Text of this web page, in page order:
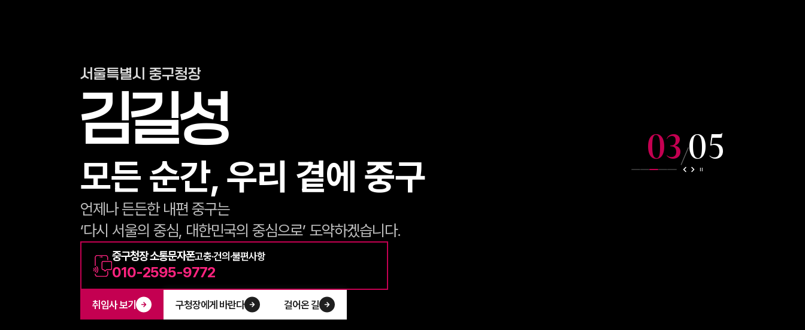
서울특별시 중구청장
김길성
모든 순간, 우리 곁에 중구
언제나 든든한 내편 중구는
‘다시 서울의 중심, 대한민국의 중심으로’ 도약하겠습니다.
중구청장 소통문자폰고충·건의·불편사항
010-2595-9772
취임사 보기 구청장에게 바란다 걸어온 길
03/05